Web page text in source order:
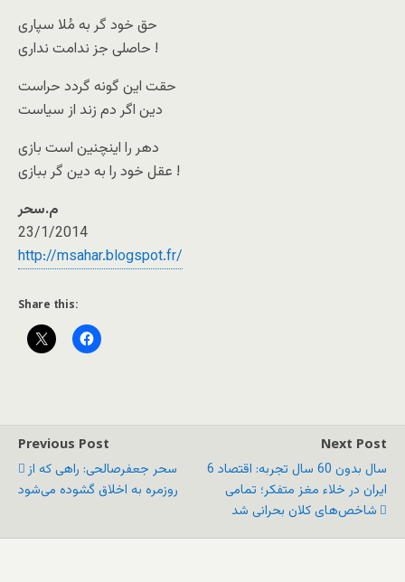
حق خود گر به مُلا سپاری
حاصلی جز ندامت نداری !
حقت این گونه گردد حراست
دین اگر دم زند از سیاست
دهر را اینچنین است بازی
عقل خود را به دین گر ببازی !
م.سحر
23/1/2014
http://msahar.blogspot.fr/
Share this:
Previous Post
سحر جعفرصالحی: راهی که از
روزمره به اخلاق گشوده می‌شود
Next Post
6 سال بدون 60 سال تجربه: اقتصاد
ایران در خلاء مغز متفکر؛ تمامی
شاخص‌های کلان بحرانی شد